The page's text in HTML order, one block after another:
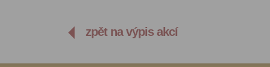
zpět na výpis akcí